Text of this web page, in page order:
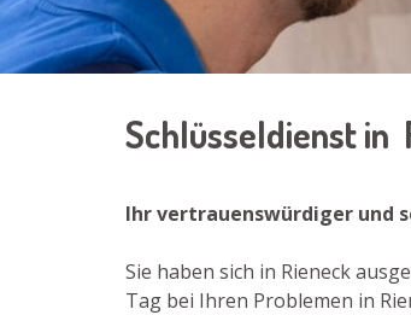
Schlüsseldienst in
Ihr vertrauenswürdiger und
Sie haben sich in Rieneck
Tag bei Ihren Problemen in